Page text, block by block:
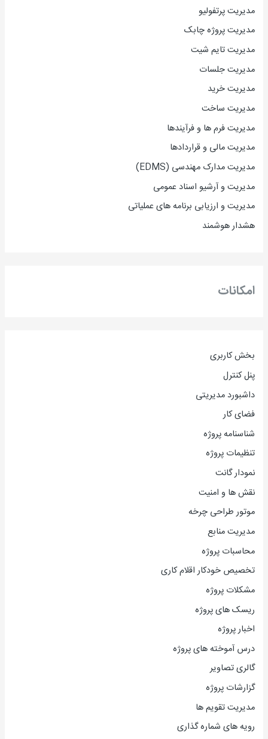
مدیریت پرتفولیو
مدیریت پروژه چابک
مدیریت تایم شیت
مدیریت جلسات
مدیریت خرید
مدیریت ساخت
مدیریت فرم ها و فرآیندها
مدیریت مالی و قراردادها
مدیریت مدارک مهندسی (EDMS)
مدیریت و آرشیو اسناد عمومی
مدیریت و ارزیابی برنامه های عملیاتی
هشدار هوشمند
امکانات
بخش کاربری
پنل کنترل
داشبورد مدیریتی
فضای کار
شناسنامه پروژه
تنظیمات پروژه
نمودار گانت
نقش ها و امنیت
موتور طراحی چرخه
مدیریت منابع
محاسبات پروژه
تخصیص خودکار اقلام کاری
مشکلات پروژه
ریسک های پروژه
اخبار پروژه
درس آموخته های پروژه
گالری تصاویر
گزارشات پروژه
مدیریت تقویم ها
رویه های شماره گذاری